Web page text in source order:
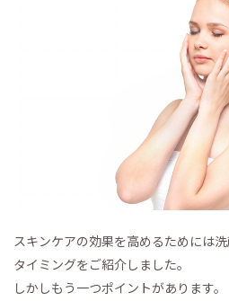
スキンケアの効果を高めるためには
タイミングをご紹介しました。
しかしもう一つポイントがあります。